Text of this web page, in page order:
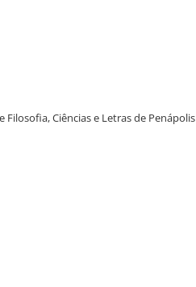
Filosofia, Ciências e Letras de Penápolis